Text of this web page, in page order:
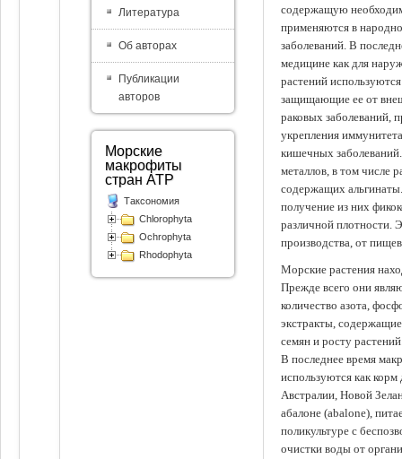
содержащую
применяются в
заболеваний. В
медицине как для
растений
защищающие ее от
раковых заболеваний,
укрепления
кишечных
металлов, в том числе
содержащих
получение из них
различной плотности.
производства, от
Морские растения
Прежде всего они
количество азота,
экстракты,
семян и росту
В последнее время
используются как
Австралии, Новой
абалоне (abalone),
поликультуре с
очистки воды от
Литература
Об авторах
Публикации
авторов
Морские
макрофиты
стран АТР
Таксономия
Chlorophyta
Ochrophyta
Rhodophyta